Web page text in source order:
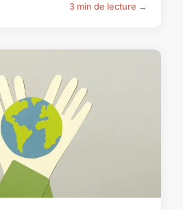
3 min de lecture →